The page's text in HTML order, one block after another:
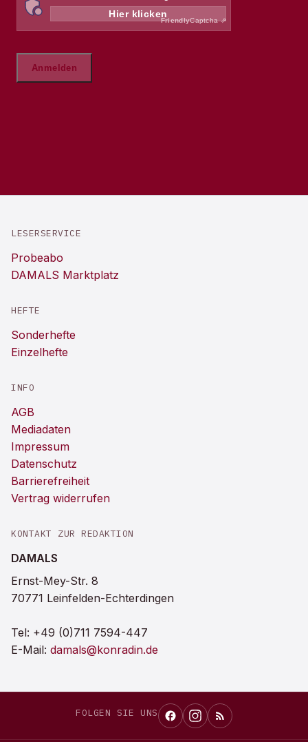
LESERSERVICE
Probeabo
DAMALS Marktplatz
HEFTE
Sonderhefte
Einzelhefte
INFO
AGB
Mediadaten
Impressum
Datenschutz
Barrierefreiheit
Vertrag widerrufen
KONTAKT ZUR REDAKTION
DAMALS
Ernst-Mey-Str. 8
70771 Leinfelden-Echterdingen
Tel: +49 (0)711 7594-447
E-Mail: damals@konradin.de
FOLGEN SIE UNS